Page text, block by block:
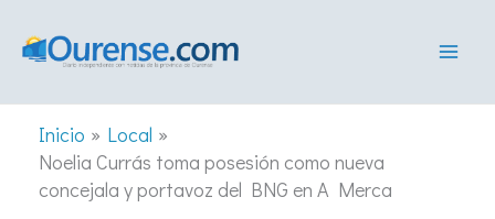
Inicio
Local
Noelia Currás toma posesión como nueva
concejala y portavoz del BNG en A Merca